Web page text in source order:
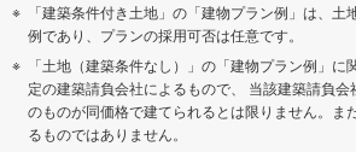
「建築条件付き土地」の「建物プラン例」は、
例であり、プランの採用可否は任意です。
「土地（建築条件なし）」の「建物プラン例」
定の建築請負会社によるもので、 当該建築請負
のものが同価格で建てられるとは限りません。ま
るものではありません。